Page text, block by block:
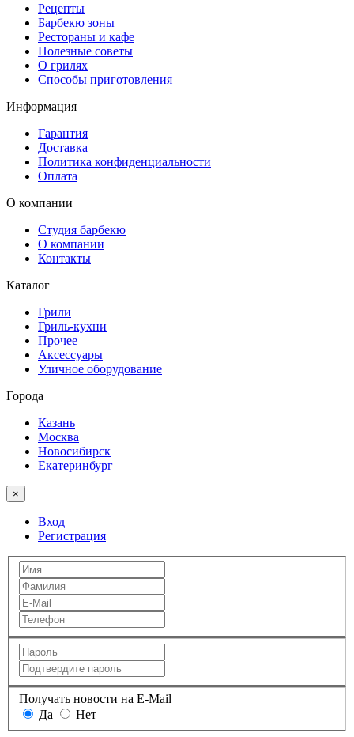
Рецепты
Барбекю зоны
Рестораны и кафе
Полезные советы
О грилях
Способы приготовления
Информация
Гарантия
Доставка
Политика конфиденциальности
Оплата
О компании
Студия барбекю
О компании
Контакты
Каталог
Грили
Гриль-кухни
Прочее
Аксессуары
Уличное оборудование
Города
Казань
Москва
Новосибирск
Екатеринбург
×
Вход
Регистрация
Получать новости на E-Mail
Да
Нет